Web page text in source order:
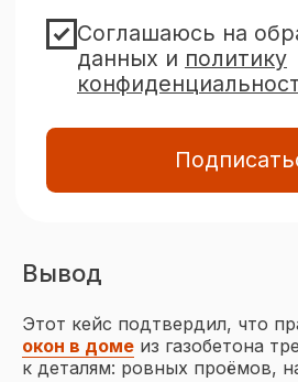
Вывод
Этот кейс подтвердил, что
окон в доме из газобетона
к деталям: ровных проёмов,
Объекты остекления
Виды остекления
okna-idea72@yandex.ru
Тюмень,
ул. Мельникайте, 92
Окна
Остекление домов и коттеджей